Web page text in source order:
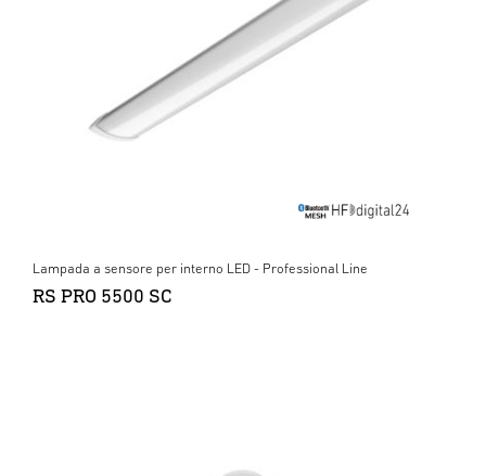
Lampada a sensore per interno LED - Professional Line
RS PRO 5500 SC